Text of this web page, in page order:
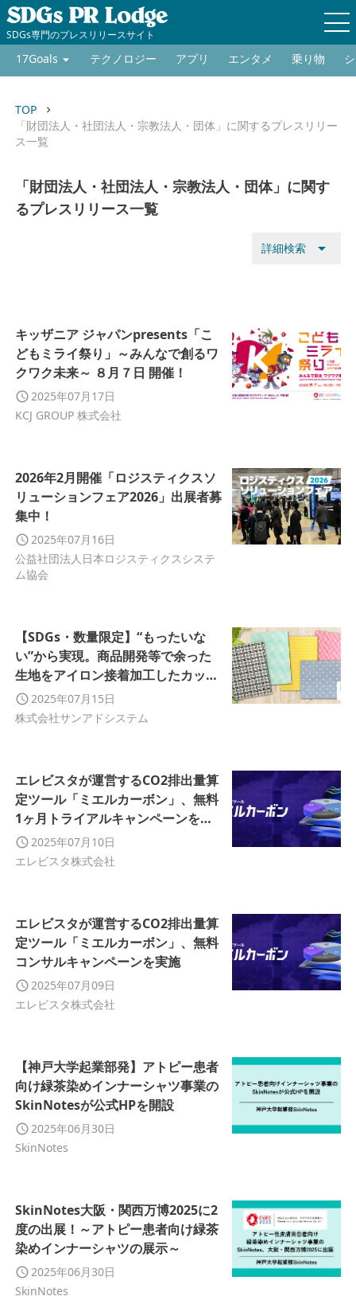
SDGs専門のプレスリリースサイト
17Goals テクノロジー アプリ エンタメ 乗り物
TOP keyboard_arrow_right
「財団法人・社団法人・宗教法人・団体」に関するプレスリリー
ス一覧
「財団法人・社団法人・宗教法人・団体」に関す
るプレスリリース一覧
詳細検索 arrow_drop_down
キッザニア ジャパンpresents「こ
どもミライ祭り」～みんなで創るワ
クワク未来～ ８月７日 開催！
2025年07月17日
KCJ GROUP 株式会社
2026年2月開催「ロジスティクスソ
リューションフェア2026」出展者募
集中！
2025年07月16日
公益社団法人日本ロジスティクスシステ
ム協会
【SDGs・数量限定】“もったいな
い”から実現。商品開発等で余った
生地をアイロン接着加工したカット
クロス。
2025年07月15日
株式会社サンアドシステム
エレビスタが運営するCO2排出量算
定ツール「ミエルカーボン」、無料
1ヶ月トライアルキャンペーンを開
始 2025年07月10日
エレビスタ株式会社
エレビスタが運営するCO2排出量算
定ツール「ミエルカーボン」、無料
コンサルキャンペーンを実施
2025年07月09日
エレビスタ株式会社
【神戸大学起業部発】アトピー患者
向け緑茶染めインナーシャツ事業の
SkinNotesが公式HPを開設
2025年06月30日
SkinNotes
SkinNotes大阪・関西万博2025に2
度の出展！～アトピー患者向け緑茶
染めインナーシャツの展示～
2025年06月30日
SkinNotes